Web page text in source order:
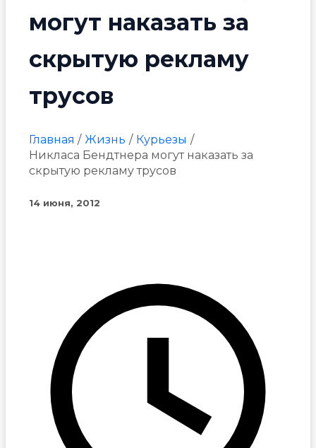
могут наказать за
скрытую рекламу
трусов
Главная Жизнь
Курьезы
Никласа Бендтнера могут наказать за
скрытую рекламу трусов
14 июня, 2012